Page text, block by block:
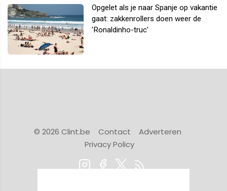
Opgelet als je naar Spanje op vakantie
gaat: zakkenrollers doen weer de
'Ronaldinho-truc'
© 2026 Clint.be Contact
Adverteren
Privacy Policy